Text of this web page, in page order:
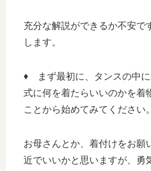
充分な解説ができるか不安で
します。
♦ まず最初に、タンスの中
式に何を着たらいいのかを着
ことから始めてみてください。
お母さんとか、着付けをお願
近でいいかと思いますが、勇